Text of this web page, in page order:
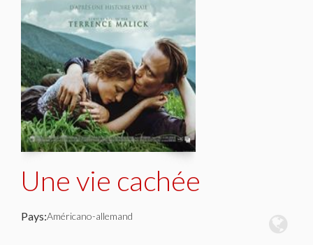
Une vie cachée
Pays:Américano-allemand